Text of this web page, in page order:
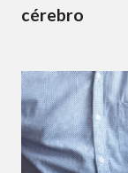
cérebro